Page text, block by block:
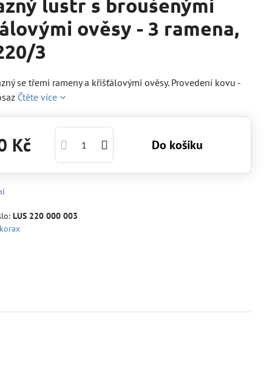
lustr s broušenými
ověsy - 3 ramena,
3
se třemi rameny a křišťálovými ověsy. Provedení kovu -
Čtěte více
Kč Do košíku
LUS 220 000 003